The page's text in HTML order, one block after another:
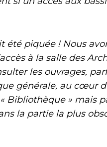
piquée ! Nous
à la salle des
les ouvrages,
générale, au cœur
Bibliothèque » mais
la partie la plus